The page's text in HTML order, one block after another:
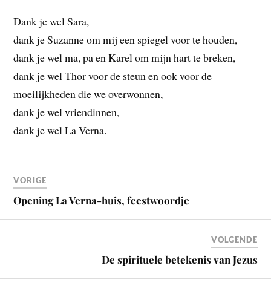
Dank je wel Sara,
dank je Suzanne om mij een spiegel voor te houden,
dank je wel ma, pa en Karel om mijn hart te breken,
dank je wel Thor voor de steun en ook voor de
moeilijkheden die we overwonnen,
dank je wel vriendinnen,
dank je wel La Verna.
VORIGE
Opening La Verna-huis, feestwoordje
VOLGENDE
De spirituele betekenis van Jezus